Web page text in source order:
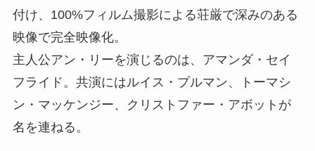
付け、100%フィルム撮影による荘厳で深みのある
映像で完全映像化。
主人公アン・リーを演じるのは、アマンダ・セイ
フライド。共演にはルイス・プルマン、トーマシ
ン・マッケンジー、クリストファー・アボットが
名を連ねる。